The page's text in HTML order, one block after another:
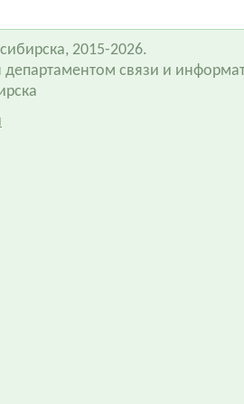
2015-2026.
департаментом связи и